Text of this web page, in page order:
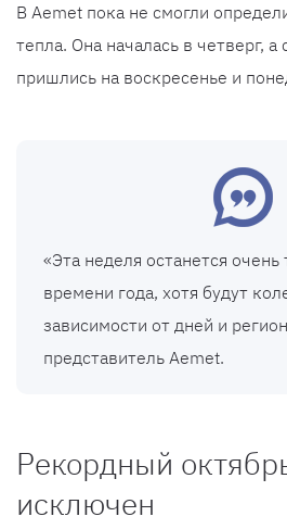
В Aemet пока не смогли
тепла. Она началась в четверг,
пришлись на воскресенье и
«Эта неделя останется очень
времени года, хотя будут
зависимости от дней и
представитель Aemet.
Рекордный
исключен